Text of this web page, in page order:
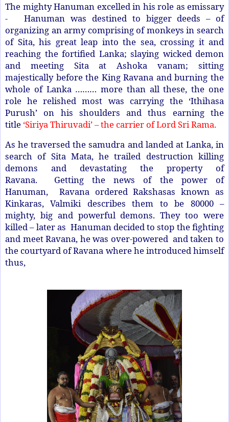
The mighty Hanuman excelled in his role as emissary
- Hanuman was destined to bigger deeds – of
organizing an army comprising of monkeys in search
of Sita, his great leap into the sea, crossing it and
reaching the fortified Lanka; slaying wicked demon
and meeting Sita at Ashoka vanam; sitting
majestically before the King Ravana and burning the
whole of Lanka ……… more than all these, the one
role he relished most was carrying the ‘Ithihasa
Purush’ on his shoulders and thus earning the
title ‘Siriya Thiruvadi’ – the carrier of Lord Sri Rama.
As he traversed the samudra and landed at Lanka, in
search of Sita Mata, he trailed destruction killing
demons and devastating the property of
Ravana. Getting the news of the power of
Hanuman, Ravana ordered Rakshasas known as
Kinkaras, Valmiki describes them to be 80000 –
mighty, big and powerful demons. They too were
killed – later as Hanuman decided to stop the fighting
and meet Ravana, he was over-powered and taken to
the courtyard of Ravana where he introduced himself
thus,